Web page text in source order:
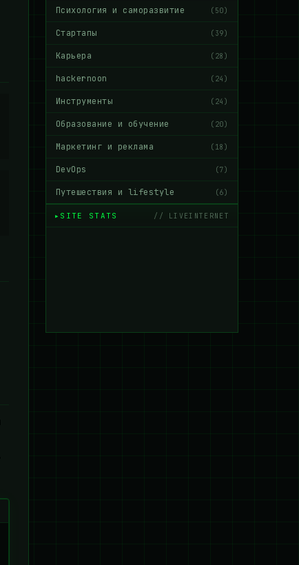
Психология и саморазвитие (50)
Стартапы (39)
Карьера (28)
hackernoon (24)
Инструменты (24)
Образование и обучение (20)
Маркетинг и реклама (18)
DevOps (7)
Путешествия и lifestyle (6)
SITE STATS // LIVEINTERNET